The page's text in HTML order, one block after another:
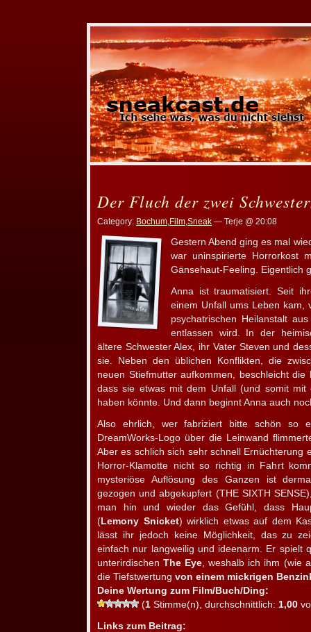
Der Fluch der zwei
Category: Bochum Film Sneak — Terje @ 20:08
Gestern Abend ging es mal
war uninspirierte Horrorkost
Gänsehaut-Feeling. Eigentlich
Anna ist traumatisiert. Seit
einem Unfall ums Leben kam,
psychatrischen Heilanstalt
entlassen wird. In der
ältere Schwester Alex, ihr Vater Steven und
sie. Neben den üblichen Konflikten, die
neuen Stiefmutter aufkommen, beschleicht
dass sie etwas mit dem Unfall (und somit
haben könnte. Und dann beginnt Anna auch
Also ehrlich, wer fabriziert bitte schön so
DreamWorks-Logo über die Leinwand
Aber es schlich sich sehr schnell Ernüchterung
Horror-Klamotte nicht so richtig in Fahrt
mysteriöse Auflösung des Ganzen ist
gezogen und abgekupfert (THE SIXTH
man hin und wieder das Gefühl, dass
(Lemony Snicket) wirklich etwas auf dem
lässt ihr jedoch keine Möglichkeit, das zu
einfach nur langweilig und ideenarm. Er spielt
unterirdischenThe Eye , weshalb ich ihm (wie
die Tiefstwertung von einem mickrigen
Deine Wertung zum Film/Buch/Ding:
(1 Stimme(n), durchschnittlich: 1,00
Links zum Beitrag: